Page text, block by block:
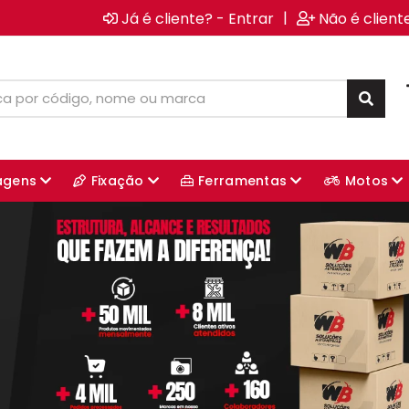
Já é cliente? - Entrar | Não é
Fixação Ferramentas Motos